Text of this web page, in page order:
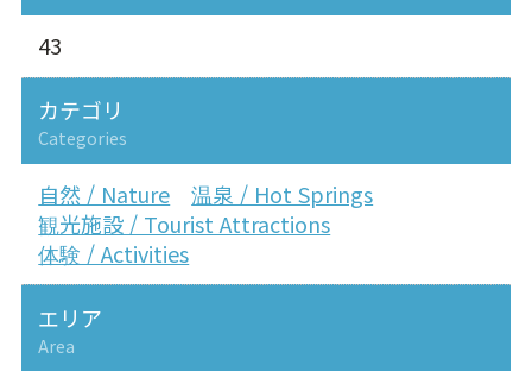
43
カテゴリ
Categories
自然 / Nature
温泉 / Hot Springs
観光施設 / Tourist Attractions
体験 / Activities
エリア
Area